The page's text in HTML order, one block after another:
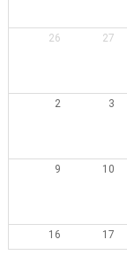
26 27
2 3
9 10
16 17